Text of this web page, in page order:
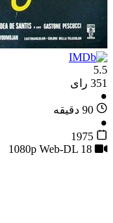
5.5
351 رای
●
90 دقیقه
●
1975
18